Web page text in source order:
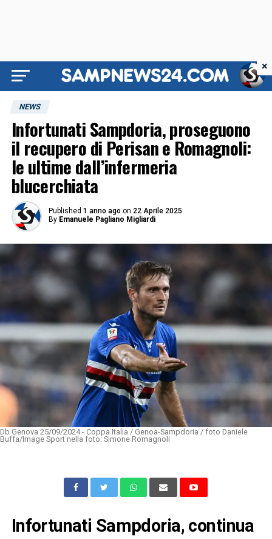
NEWS
Infortunati Sampdoria, proseguono
il recupero di Perisan e Romagnoli:
le ultime dall’infermeria
blucerchiata
Published 1 anno ago on 22 Aprile 2025
By Emanuele Pagliano Migliardi
Db Genova 25/09/2024 - Coppa Italia / Genoa-Sampdoria / foto Daniele
Buffa/Image Sport nella foto: Simone Romagnoli
Infortunati Sampdoria, continua
×